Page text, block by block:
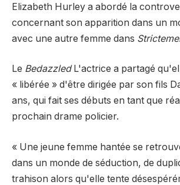
Elizabeth Hurley a abordé la
concernant son apparition dans un
avec une autre femme dans
Le BedazzledL'actrice a partagé
« libérée » d'être dirigée par son fils
ans, qui fait ses débuts en tant que
prochain drame policier.
« Une jeune femme hantée se
dans un monde de séduction, de
trahison alors qu'elle tente